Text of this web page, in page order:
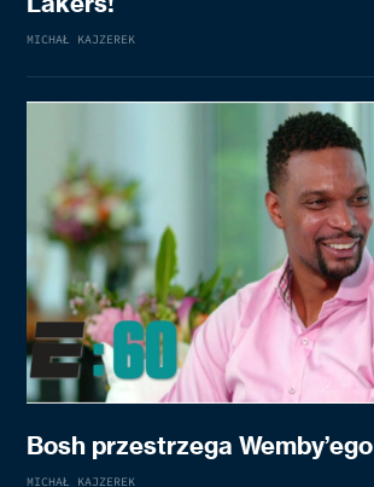
MICHAŁ KAJZEREK
Bosh przestrzega Wemby’ego
MICHAŁ KAJZEREK